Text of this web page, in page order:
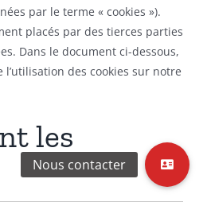
par le terme « cookies »).
placés par des tierces parties
Dans le document ci-dessous,
des cookies sur notre
les